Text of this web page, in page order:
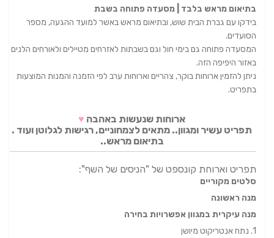
בתיאום מראש בלבד | מסעדה פתוחה בשבת
בידקו עם גברת הבית שוש, ובתיאום מראש באשר למועד ההגעה, מספר
הסועדים.
המסעדה פתוחה גם בימי חול וגם בשבתות לאזרחים מטיילים ולאורחים הלנים
באזור היפיפה הזה.
ניתן להזמין ארוחות בוקר, צהריים וארוחות ערב לפי הזמנה והמנות המוצעות
בתפריט.
ארוחות שנעשות באהבה ♥
תפריט עשיר ומגוון.. מתאים לצמחוניים, רגישות לגלוטן ועוד .
בתיאום מראש..
תפריט וארוחת קונספט של "הניסים של השף":
סלטים מקוריים
מנה ראשונה
מנה עיקרית במגוון אפשרויות בחירה
1. נתח אנטריקוט מיושן